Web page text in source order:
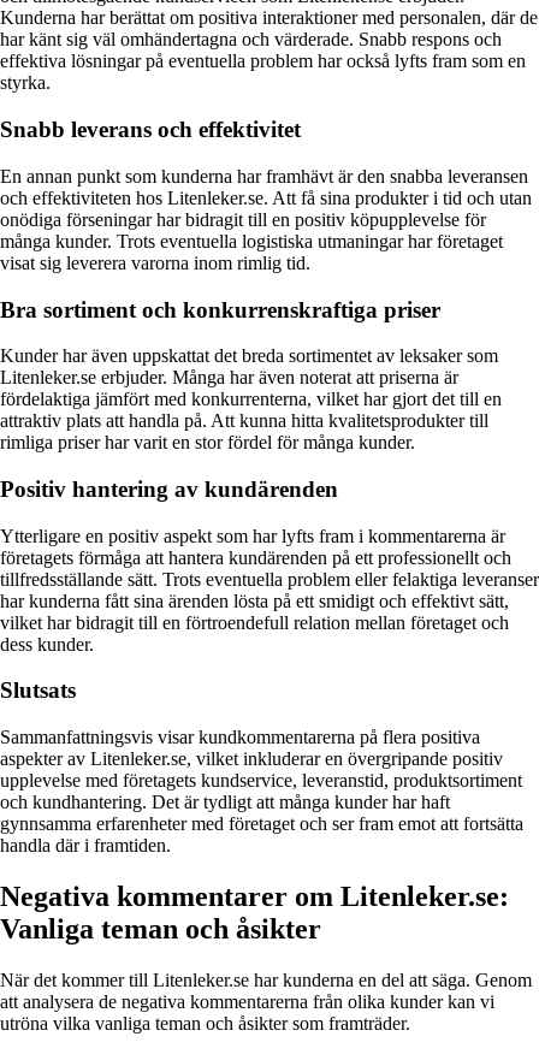
Kunderna har berättat om positiva interaktioner med personalen, där de
har känt sig väl omhändertagna och värderade. Snabb respons och
effektiva lösningar på eventuella problem har också lyfts fram som en
styrka.
Snabb leverans och effektivitet
En annan punkt som kunderna har framhävt är den snabba leveransen
och effektiviteten hos Litenleker.se. Att få sina produkter i tid och utan
onödiga förseningar har bidragit till en positiv köpupplevelse för
många kunder. Trots eventuella logistiska utmaningar har företaget
visat sig leverera varorna inom rimlig tid.
Bra sortiment och konkurrenskraftiga priser
Kunder har även uppskattat det breda sortimentet av leksaker som
Litenleker.se erbjuder. Många har även noterat att priserna är
fördelaktiga jämfört med konkurrenterna, vilket har gjort det till en
attraktiv plats att handla på. Att kunna hitta kvalitetsprodukter till
rimliga priser har varit en stor fördel för många kunder.
Positiv hantering av kundärenden
Ytterligare en positiv aspekt som har lyfts fram i kommentarerna är
företagets förmåga att hantera kundärenden på ett professionellt och
tillfredsställande sätt. Trots eventuella problem eller felaktiga leveranser
har kunderna fått sina ärenden lösta på ett smidigt och effektivt sätt,
vilket har bidragit till en förtroendefull relation mellan företaget och
dess kunder.
Slutsats
Sammanfattningsvis visar kundkommentarerna på flera positiva
aspekter av Litenleker.se, vilket inkluderar en övergripande positiv
upplevelse med företagets kundservice, leveranstid, produktsortiment
och kundhantering. Det är tydligt att många kunder har haft
gynnsamma erfarenheter med företaget och ser fram emot att fortsätta
handla där i framtiden.
Negativa kommentarer om Litenleker.se:
Vanliga teman och åsikter
När det kommer till Litenleker.se har kunderna en del att säga. Genom
att analysera de negativa kommentarerna från olika kunder kan vi
utröna vilka vanliga teman och åsikter som framträder.